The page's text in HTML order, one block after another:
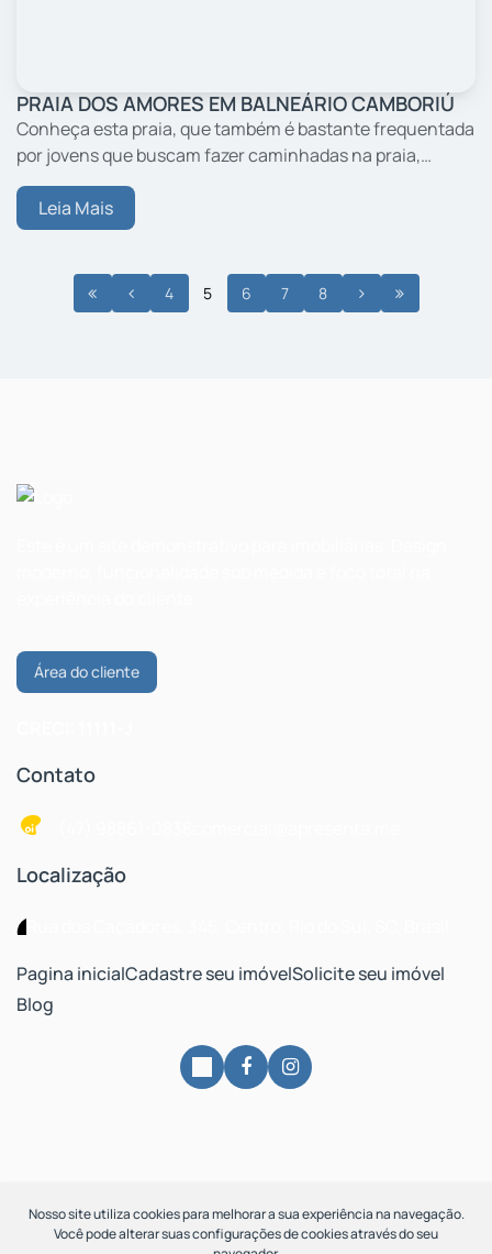
Nosso site utiliza cookies para melhorar a sua experiência na navegação.
Você pode alterar suas configurações de cookies através do seu
PRAIA DOS AMORES EM BALNEÁRIO CAMBORIÚ
Conheça esta praia, que também é bastante frequentada
por jovens que buscam fazer caminhadas na praia,
conhecer pessoas novas e aproveitar algumas horas de
descanso na areia.
Leia Mais
4 5 6 7 8
Área do cliente
Contato
Localização
Pagina inicialCadastre seu imóvelSolicite seu imóvel
Blog